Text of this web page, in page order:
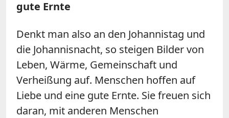
gute Ernte
Denkt man also an den Johannistag und
die Johannisnacht, so steigen Bilder von
Leben, Wärme, Gemeinschaft und
Verheißung auf. Menschen hoffen auf
Liebe und eine gute Ernte. Sie freuen sich
daran, mit anderen Menschen